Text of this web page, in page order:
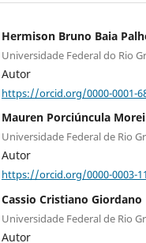
Hermison Bruno Baia
Universidade Federal do Rio
Autor
https://orcid.org/0000-0001-
Mauren Porciúncula
Universidade Federal de Rio
Autor
https://orcid.org/0000-0003-
Cassio Cristiano Giordano
Universidade Federal de Rio
Autor